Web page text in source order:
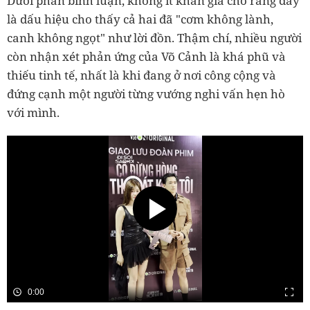
là dấu hiệu cho thấy cả hai đã "cơm không lành,
canh không ngọt" như lời đồn. Thậm chí, nhiều người
còn nhận xét phản ứng của Võ Cảnh là khá phũ và
thiếu tinh tế, nhất là khi đang ở nơi công cộng và
đứng cạnh một người từng vướng nghi vấn hẹn hò
với mình.
0:00